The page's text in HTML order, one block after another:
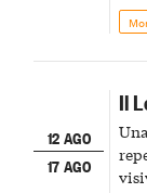
12 AGO
17 AGO
Il